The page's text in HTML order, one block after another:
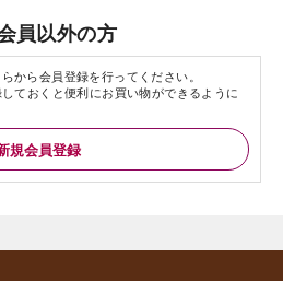
員以外の方
から会員登録を行ってください。
ておくと便利にお買い物ができるように